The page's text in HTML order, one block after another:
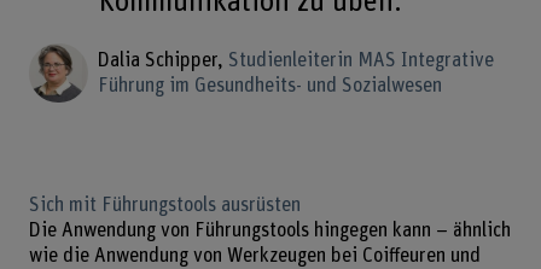
Dalia Schipper
Studienleiterin MAS Integrative
Führung im Gesundheits- und Sozialwesen
Sich mit Führungstools ausrüsten
Die Anwendung von Führungstools hingegen kann – ähnlich
wie die Anwendung von Werkzeugen bei Coiffeuren und